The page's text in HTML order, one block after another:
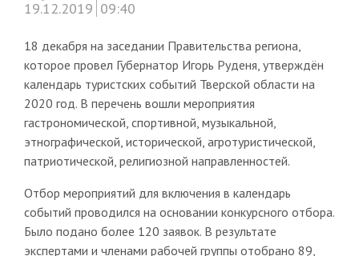
19.12.2019 09:40
18 декабря на заседании Правительства региона,
которое провел Губернатор Игорь Руденя, утверждён
календарь туристских событий Тверской области на
2020 год. В перечень вошли мероприятия
гастрономической, спортивной, музыкальной,
этнографической, исторической, агротуристической,
патриотической, религиозной направленностей.
Отбор мероприятий для включения в календарь
событий проводился на основании конкурсного отбора.
Было подано более 120 заявок. В результате
экспертами и членами рабочей группы отобрано 89,